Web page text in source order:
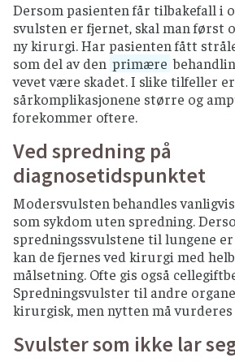
Dersom pasienten får tilbakefall i
svulsten er fjernet, skal man først
ny kirurgi. Har pasienten fått
som del av den primære
vevet være skadet. I slike tilfeller er
sårkomplikasjonene større og
forekommer oftere.
Ved spredning på
diagnosetidspunktet
Modersvulsten behandles
som sykdom uten spredning.
spredningssvulstene til lungene
kan de fjernes ved kirurgi med
målsetning. Ofte gis også
Spredningsvulster til andre
kirurgisk, men nytten må vurderes
Svulster som ikke lar